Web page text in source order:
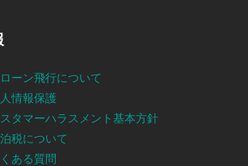
ローン飛行について
情報保護
タマーハラスメント基本方針
税について
ある質問